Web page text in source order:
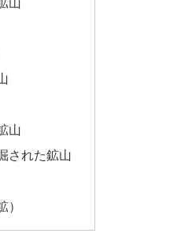
山
された鉱山